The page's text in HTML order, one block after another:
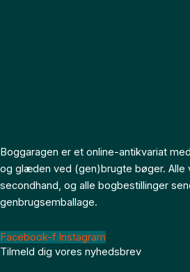
Boggaragen er et online-antikvariat
og glæden ved (gen)brugte bøger. Alle
secondhand, og alle bogbestillinger
genbrugsemballage.
Facebook-f Instagram
Tilmeld dig vores nyhedsbrev